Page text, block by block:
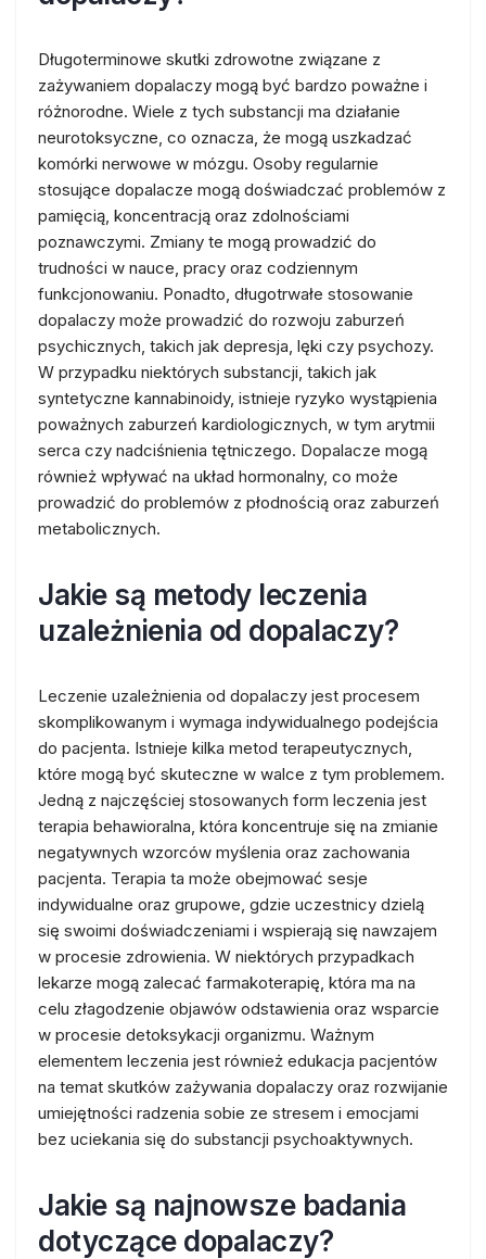
Długoterminowe skutki zdrowotne związane z
zażywaniem dopalaczy mogą być bardzo poważne i
różnorodne. Wiele z tych substancji ma działanie
neurotoksyczne, co oznacza, że mogą uszkadzać
komórki nerwowe w mózgu. Osoby regularnie
stosujące dopalacze mogą doświadczać problemów z
pamięcią, koncentracją oraz zdolnościami
poznawczymi. Zmiany te mogą prowadzić do
trudności w nauce, pracy oraz codziennym
funkcjonowaniu. Ponadto, długotrwałe stosowanie
dopalaczy może prowadzić do rozwoju zaburzeń
psychicznych, takich jak depresja, lęki czy psychozy.
W przypadku niektórych substancji, takich jak
syntetyczne kannabinoidy, istnieje ryzyko wystąpienia
poważnych zaburzeń kardiologicznych, w tym arytmii
serca czy nadciśnienia tętniczego. Dopalacze mogą
również wpływać na układ hormonalny, co może
prowadzić do problemów z płodnością oraz zaburzeń
metabolicznych.
Jakie są metody leczenia
uzależnienia od dopalaczy?
Leczenie uzależnienia od dopalaczy jest procesem
skomplikowanym i wymaga indywidualnego podejścia
do pacjenta. Istnieje kilka metod terapeutycznych,
które mogą być skuteczne w walce z tym problemem.
Jedną z najczęściej stosowanych form leczenia jest
terapia behawioralna, która koncentruje się na zmianie
negatywnych wzorców myślenia oraz zachowania
pacjenta. Terapia ta może obejmować sesje
indywidualne oraz grupowe, gdzie uczestnicy dzielą
się swoimi doświadczeniami i wspierają się nawzajem
w procesie zdrowienia. W niektórych przypadkach
lekarze mogą zalecać farmakoterapię, która ma na
celu złagodzenie objawów odstawienia oraz wsparcie
w procesie detoksykacji organizmu. Ważnym
elementem leczenia jest również edukacja pacjentów
na temat skutków zażywania dopalaczy oraz rozwijanie
umiejętności radzenia sobie ze stresem i emocjami
bez uciekania się do substancji psychoaktywnych.
Jakie są najnowsze badania
dotyczące dopalaczy?